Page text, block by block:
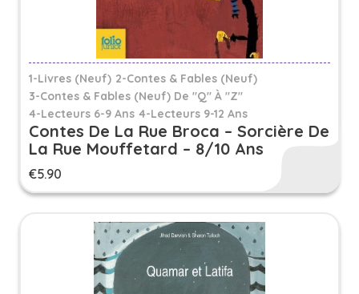
1-Livres (Neuf) 2-Contes & Fables (Neuf)
3-Contes & Fables (neuf) De "Q" À "Z"
4-Lecteurs 6-9 Ans 4-Lecteurs 9-12 Ans
Contes De La Rue Broca – Sorcière De
La Rue Mouffetard – 8/10 Ans
€5.90